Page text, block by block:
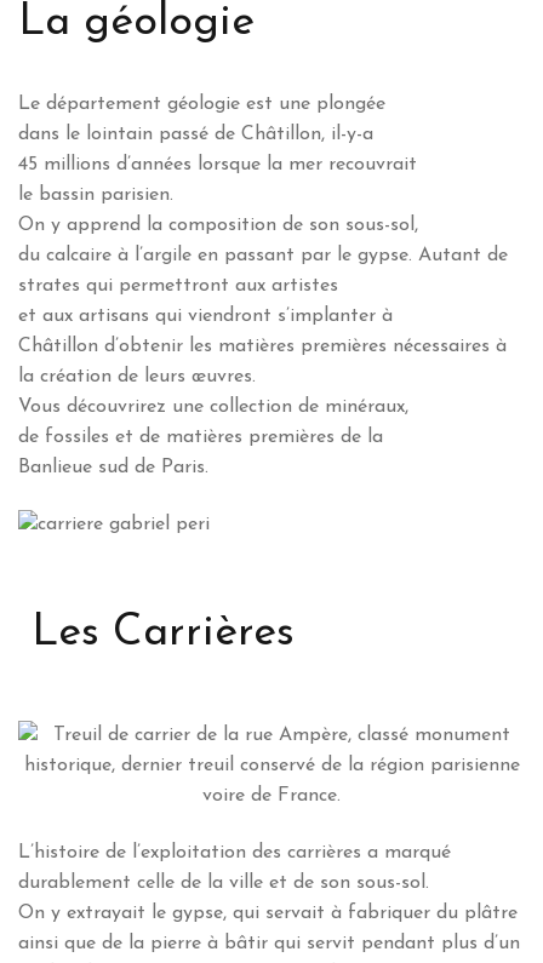
La géologie
Le département géologie est une plongée
dans le lointain passé de Châtillon, il-y-a
45 millions d’années lorsque la mer recouvrait
le bassin parisien.
On y apprend la composition de son sous-sol,
du calcaire à l’argile en passant par le gypse. Autant de
strates qui permettront aux artistes
et aux artisans qui viendront s’implanter à
Châtillon d’obtenir les matières premières nécessaires à
la création de leurs œuvres.
Vous découvrirez une collection de minéraux,
de fossiles et de matières premières de la
Banlieue sud de Paris.
Les Carrières
L’histoire de l’exploitation des carrières a marqué
durablement celle de la ville et de son sous-sol.
On y extrayait le gypse, qui servait à fabriquer du plâtre
ainsi que de la pierre à bâtir qui servit pendant plus d’un